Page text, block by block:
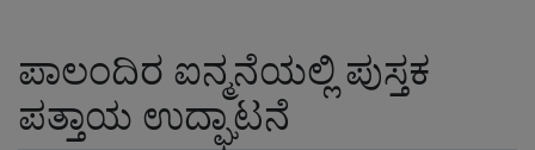
ಪಾಲಂದಿರ ಐನ್ಮನೆಯಲ್ಲಿ ಪುಸ್ತಕ
ಪತ್ತಾಯ ಉದ್ಘಾಟನೆ